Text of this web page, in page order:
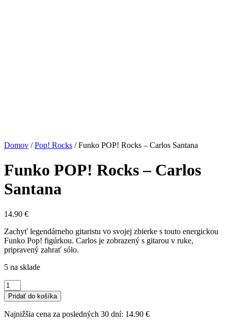
Domov / Pop! Rocks /Funko POP! Rocks – Carlos Santana
Funko POP! Rocks – Carlos
Santana
14.90 €
Zachyť legendárneho gitaristu vo svojej zbierke s touto energickou
Funko Pop! figúrkou. Carlos je zobrazený s gitarou v ruke,
pripravený zahrať sólo.
5 na sklade
množstvo
Funko
POP!
Rocks
Pridať do košíka
Najnižšia cena za posledných 30 dní: 14.90 €